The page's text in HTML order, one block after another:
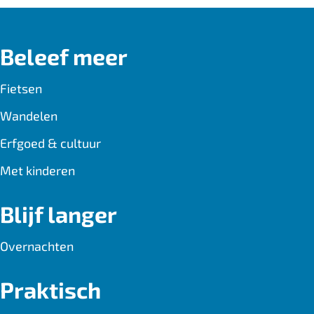
e
o
k
a
l
t
A
Beleef meer
Fietsen
Wandelen
Erfgoed & cultuur
Met kinderen
Blijf langer
Overnachten
Praktisch